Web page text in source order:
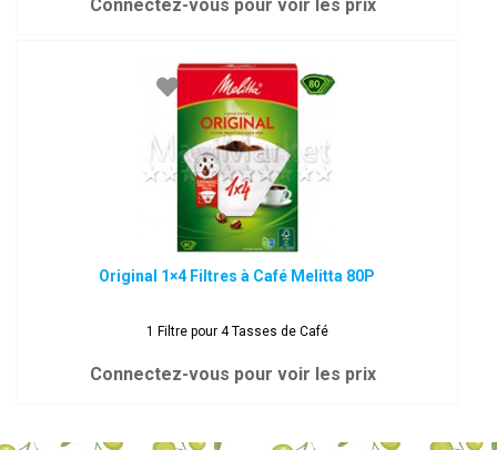
Connectez-vous pour voir les prix
Original 1×4 Filtres à Café Melitta 80P
1 Filtre pour 4 Tasses de Café
Connectez-vous pour voir les prix